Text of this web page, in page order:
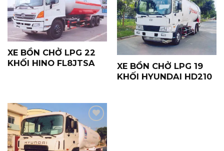
Yêu
Thích
XE BỒN CHỞ LPG 22
KHỐI HINO FL8JTSA
Yêu
Thích
XE BỒN CHỞ LPG 19
KHỐI HYUNDAI HD210
Yêu
Thích